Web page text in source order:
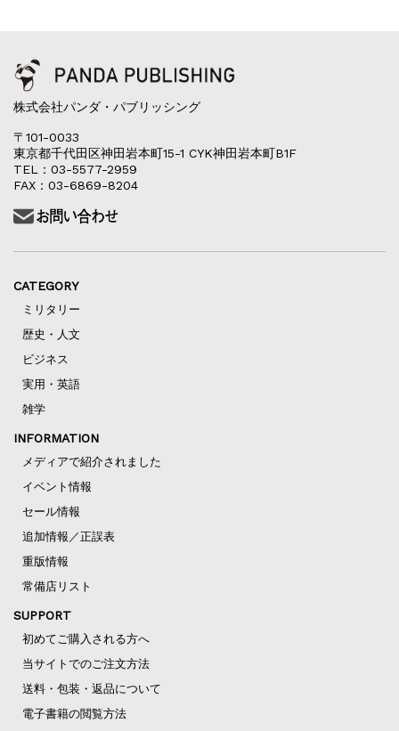
株式会社パンダ・パブリッシング
〒101-0033
東京都千代田区神田岩本町15-1 CYK神田岩本町B1F
TEL：03-5577-2959
FAX：03-6869-8204
CATEGORY
ミリタリー
歴史・人文
ビジネス
実用・英語
雑学
INFORMATION
メディアで紹介されました
イベント情報
セール情報
追加情報／正誤表
重版情報
常備店リスト
SUPPORT
初めてご購入される方へ
当サイトでのご注文方法
送料・包装・返品について
電子書籍の閲覧方法